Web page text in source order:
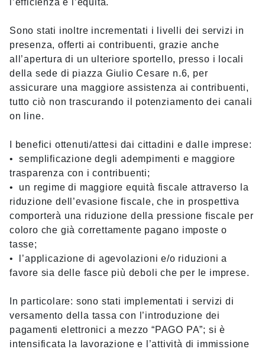
l’efficienza e l’equità.
Sono stati inoltre incrementati i livelli dei servizi in
presenza, offerti ai contribuenti, grazie anche
all’apertura di un ulteriore sportello, presso i locali
della sede di piazza Giulio Cesare n.6, per
assicurare una maggiore assistenza ai contribuenti,
tutto ciò non trascurando il potenziamento dei canali
on line.
I benefici ottenuti/attesi dai cittadini e dalle imprese:
• semplificazione degli adempimenti e maggiore
trasparenza con i contribuenti;
• un regime di maggiore equità fiscale attraverso la
riduzione dell’evasione fiscale, che in prospettiva
comporterà una riduzione della pressione fiscale per
coloro che già correttamente pagano imposte o
tasse;
• l’applicazione di agevolazioni e/o riduzioni a
favore sia delle fasce più deboli che per le imprese.
In particolare: sono stati implementati i servizi di
versamento della tassa con l’introduzione dei
pagamenti elettronici a mezzo “PAGO PA”; si è
intensificata la lavorazione e l’attività di immissione